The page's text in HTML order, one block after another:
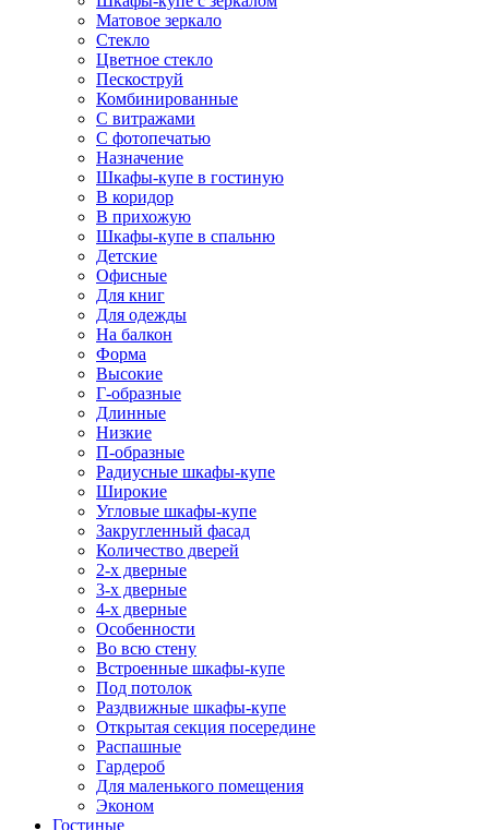
Матовое зеркало
Стекло
Цветное стекло
Пескоструй
Комбинированные
С витражами
С фотопечатью
Назначение
Шкафы-купе в гостиную
В коридор
В прихожую
Шкафы-купе в спальню
Детские
Офисные
Для книг
Для одежды
На балкон
Форма
Высокие
Г-образные
Длинные
Низкие
П-образные
Радиусные шкафы-купе
Широкие
Угловые шкафы-купе
Закругленный фасад
Количество дверей
2-х дверные
3-х дверные
4-х дверные
Особенности
Во всю стену
Встроенные шкафы-купе
Под потолок
Раздвижные шкафы-купе
Открытая секция посередине
Распашные
Гардероб
Для маленького помещения
Эконом
Гостиные